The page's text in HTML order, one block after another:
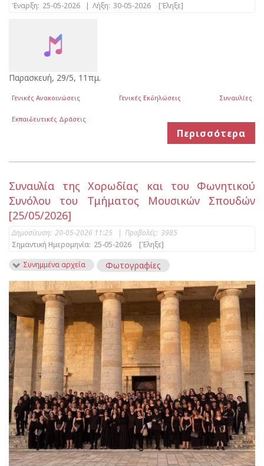
Έναρξη: 25-05-2026 Λήξη: 30-05-2026 [Έληξε]
Παρασκευή, 29/5, 11πμ.
Γενικές Ανακοινώσεις Γενικές Εκδηλώσεις Συναυλίες
Εκπαιδευτικές Δράσεις
Περισσότερα
Συναυλία της Χορωδίας και του Φωνητικού
Συνόλου του Τμήματος Μουσικών Σπουδών
[25/05/2026]
Δημοσίευση: 20-05-2026 11:25 | Προβολές: 3985
Σημαντική Ημερομηνία: 25-05-2026
[Έληξε]
Συνημμένα αρχεία
Φωτογραφίες